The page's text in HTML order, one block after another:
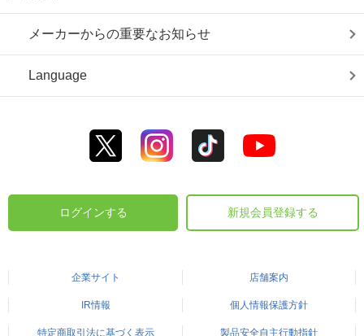
メーカーからの重要なお知らせ
Language
ログインする 新規会員登録する
企業サイト 店舗案内
IR情報 個人情報保護方針
特定商取引法に基づく表示 製品安全自主行動指針